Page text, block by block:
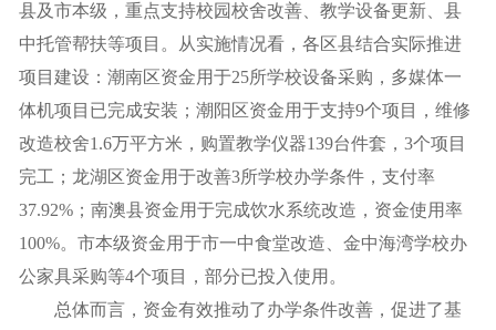
县及市本级，重点支持校园校舍改善、教学设备更新、县
中托管帮扶等项目。从实施情况看，各区县结合实际推进
项目建设：潮南区资金用于25所学校设备采购，多媒体一
体机项目已完成安装；潮阳区资金用于支持9个项目，维修
改造校舍1.6万平方米，购置教学仪器139台件套，3个项目
完工；龙湖区资金用于改善3所学校办学条件，支付率
37.92%；南澳县资金用于完成饮水系统改造，资金使用率
100%。市本级资金用于市一中食堂改造、金中海湾学校办
公家具采购等4个项目，部分已投入使用。
总体而言，资金有效推动了办学条件改善，促进了基